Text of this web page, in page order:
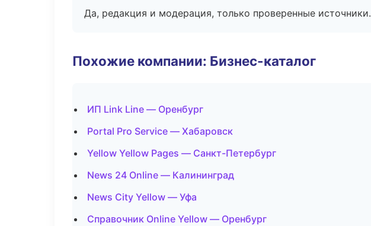
Да, редакция и модерация, только проверенные источники.
Похожие компании: Бизнес-каталог
ИП Link Line — Оренбург
Portal Pro Service — Хабаровск
Yellow Yellow Pages — Санкт-Петербург
News 24 Online — Калининград
News City Yellow — Уфа
Справочник Online Yellow — Оренбург